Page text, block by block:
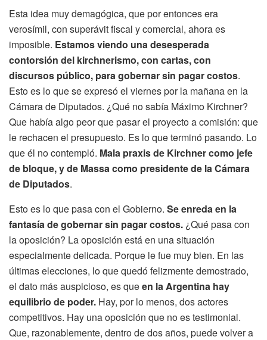
Esta idea muy demagógica, que por entonces era
verosímil, con superávit fiscal y comercial, ahora es
imposible. Estamos viendo una desesperada
contorsión del kirchnerismo, con cartas, con
discursos público, para gobernar sin pagar costos.
Esto es lo que se expresó el viernes por la mañana en la
Cámara de Diputados. ¿Qué no sabía Máximo Kirchner?
Que había algo peor que pasar el proyecto a comisión: que
le rechacen el presupuesto. Es lo que terminó pasando. Lo
que él no contempló. Mala praxis de Kirchner como jefe
de bloque, y de Massa como presidente de la Cámara
de Diputados.
Esto es lo que pasa con el Gobierno. Se enreda en la
fantasía de gobernar sin pagar costos. ¿Qué pasa con
la oposición? La oposición está en una situación
especialmente delicada. Porque le fue muy bien. En las
últimas elecciones, lo que quedó felizmente demostrado,
el dato más auspicioso, es queen la Argentina hay
equilibrio de poder. Hay, por lo menos, dos actores
competitivos. Hay una oposición que no es testimonial.
Que, razonablemente, dentro de dos años, puede volver a